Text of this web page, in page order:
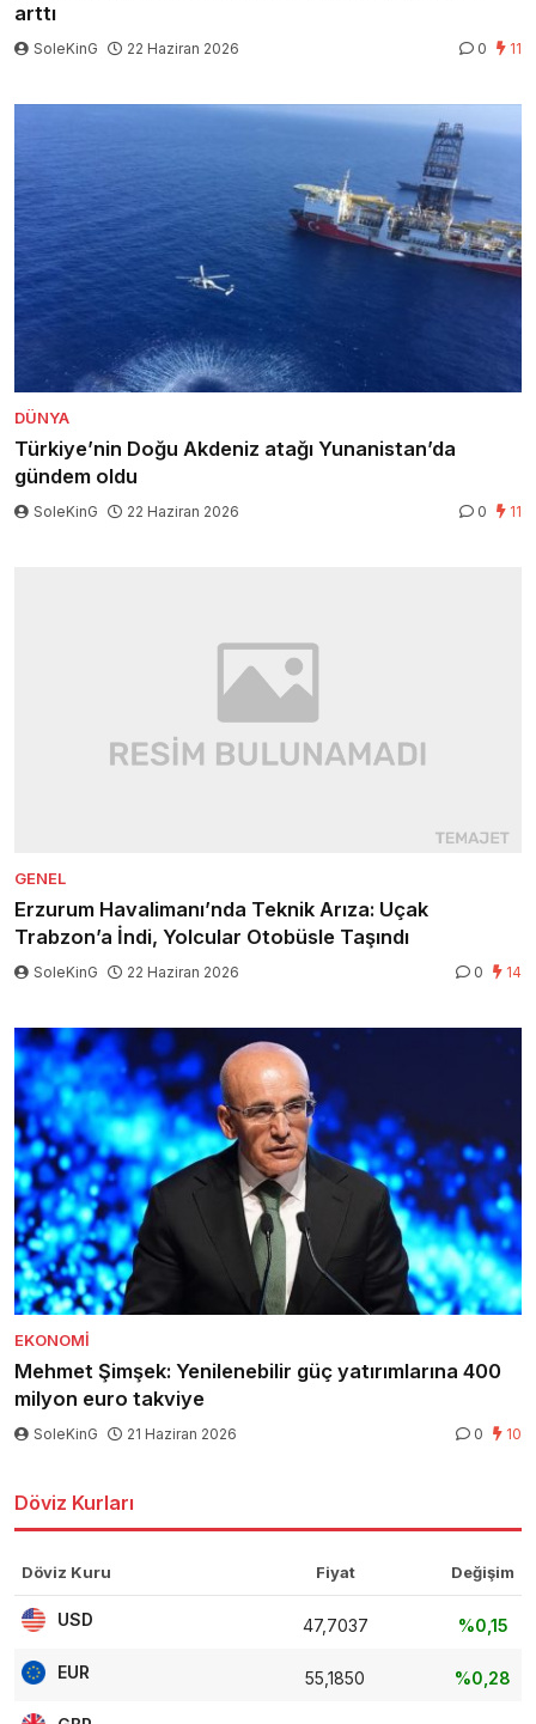
arttı
SoleKinG 22 Haziran 2026 0 11
DÜNYA
Türkiye’nin Doğu Akdeniz atağı Yunanistan’da
gündem oldu
SoleKinG 22 Haziran 2026 0 11
GENEL
Erzurum Havalimanı’nda Teknik Arıza: Uçak
Trabzon’a İndi, Yolcular Otobüsle Taşındı
SoleKinG 22 Haziran 2026 0 14
EKONOMI
Mehmet Şimşek: Yenilenebilir güç yatırımlarına 400
milyon euro takviye
SoleKinG 21 Haziran 2026 0 10
Döviz Kurları
Döviz Kuru Fiyat Değişim
USD 47,7037 %0,15
EUR 55,1850 %0,28